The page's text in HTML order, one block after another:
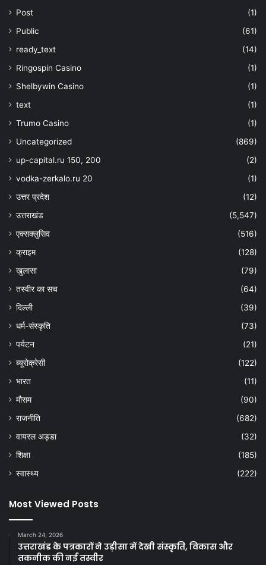
Post
(1)
Public
(61)
ready_text
(14)
Ringospin Casino
(1)
Shelbywin Casino
(1)
text
(1)
Trumo Casino
(1)
Uncategorized
(869)
up-capital.ru 150, 200
(2)
vodka-zerkalo.ru 20
(1)
उत्तर प्रदेश
(12)
उत्तराखंड
(5,547)
एक्सक्लुसिव
(516)
क्राइम
(128)
खुलासा
(79)
तस्वीर का सच
(64)
दिल्ली
(39)
धर्म-संस्कृति
(73)
पर्यटन
(21)
ब्यूरोक्रेसी
(122)
भारत
(11)
मौसम
(90)
राजनीति
(682)
वायरल अड्डा
(32)
शिक्षा
(185)
स्वास्थ्य
(222)
Most Viewed Posts
March 24, 2026
उत्तराखंड के पत्रकारों ने उड़ीसा में देखी संस्कृति, विकास और
तकनीक की नई तस्वीर